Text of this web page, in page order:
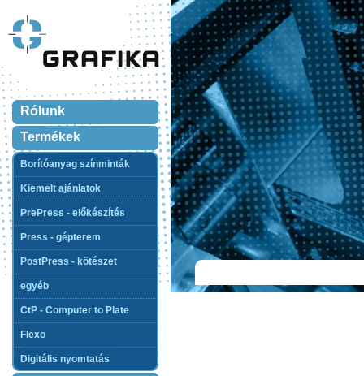
Rólunk
Termékek
Borítóanyag színminták
Kiemelt ajánlatok
PrePress - előkészítés
Press - gépterem
PostPress - kötészet
egyéb
CtP - Computer to Plate
Flexo
Digitális nyomtatás